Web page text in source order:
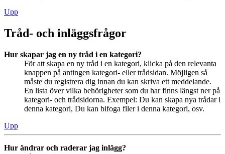
Upp
Tråd- och inläggsfrågor
Hur skapar jag en ny tråd i en kategori?
För att skapa en ny tråd i en kategori, klicka på den relevanta
knappen på antingen kategori- eller trådsidan. Möjligen så
måste du registrera dig innan du kan skriva ett meddelande.
En lista över vilka behörigheter som du har finns längst ner på
kategori- och trådsidorna. Exempel: Du kan skapa nya trådar i
denna kategori, Du kan bifoga filer i denna kategori, osv.
Upp
Hur ändrar och raderar jag inlägg?